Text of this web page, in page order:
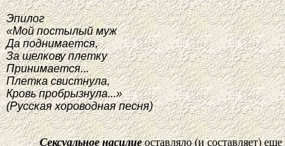
Эпилог
«Мой постылый муж
Да поднимается,
За шелкову плетку
Принимается...
Плетка свистнула,
Кровь пробрызнула...»
(Русская хороводная песня)
Сексуальное насилиеоставляло (и составляет)